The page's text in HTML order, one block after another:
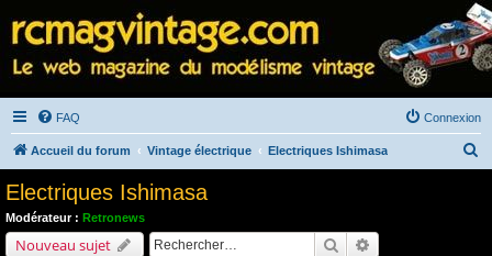
FAQ Connexion
Accueil du forum Vintage électrique Electriques Ishimasa
Electriques Ishimasa
Modérateur : Retronews
Nouveau sujet Rechercher